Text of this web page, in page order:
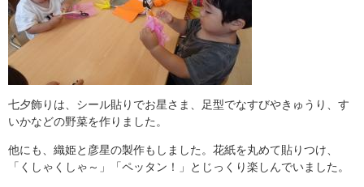
七夕飾りは、シール貼りでお星さま、足型でなすびやきゅうり、す
いかなどの野菜を作りました。
他にも、織姫と彦星の製作もしました。花紙を丸めて貼りつけ、
「くしゃくしゃ～」「ペッタン！」とじっくり楽しんでいました。